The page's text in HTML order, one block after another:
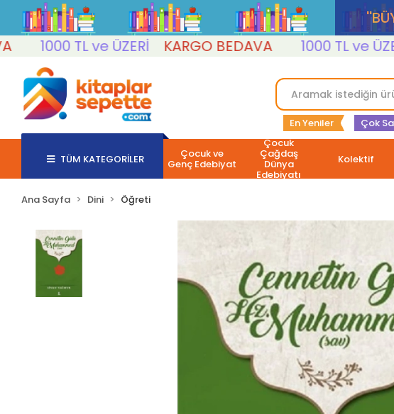
1000 TL ve ÜZERİ
KARGO BEDAVA 1000 TL ve ÜZERİ
En Yeniler Çok
TÜM KATEGORİLER Çocuk ve
Genç Edebiyat
Çocuk
Çağdaş
Dünya
Edebiyatı
Kolektif
Ana Sayfa Dini Öğreti